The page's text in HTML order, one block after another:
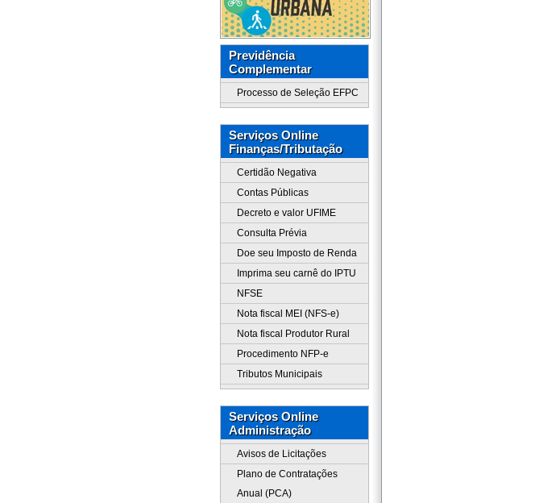
Previdência
Complementar
Processo de Seleção EFPC
Serviços Online
Finanças/Tributação
Certidão Negativa
Contas Públicas
Decreto e valor UFIME
Consulta Prévia
Doe seu Imposto de Renda
Imprima seu carnê do IPTU
NFSE
Nota fiscal MEI (NFS-e)
Nota fiscal Produtor Rural
Procedimento NFP-e
Tributos Municipais
Serviços Online
Administração
Avisos de Licitações
Plano de Contratações
Anual (PCA)